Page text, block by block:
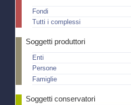
Fondi
Tutti i complessi
Soggetti produttori
Enti
Persone
Famiglie
Soggetti conservatori